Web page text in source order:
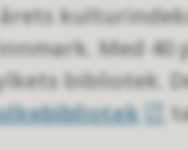
I årets
Med 40
bibliotek.